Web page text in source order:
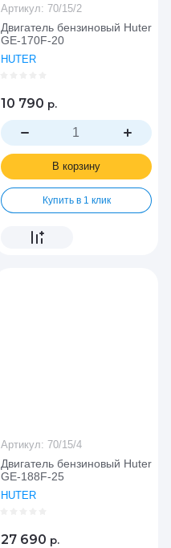
Двигатель бензиновый Huter
GE-170F-20
HUTER
Артикул: 70/15/2
10 790 р.
В корзину
Купить в 1 клик
Двигатель бензиновый Huter
GE-188F-25
HUTER
Артикул: 70/15/4
27 690 р.